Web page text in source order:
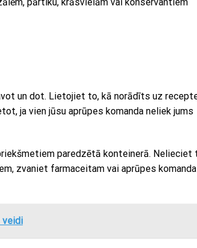
pārtiku, krāsvielām vai konservantiem
un dot. Lietojiet to, kā norādīts uz
ja vien jūsu aprūpes komanda neliek jums
paredzētā konteinerā. Nelieciet
zvaniet farmaceitam vai aprūpes
veidi